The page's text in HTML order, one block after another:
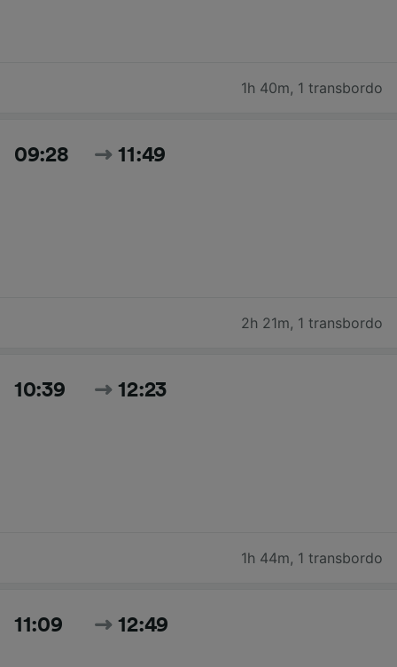
1h 40m, 1 transbordo
09:28 11:49
2h 21m, 1 transbordo
10:39 12:23
1h 44m, 1 transbordo
11:09 12:49